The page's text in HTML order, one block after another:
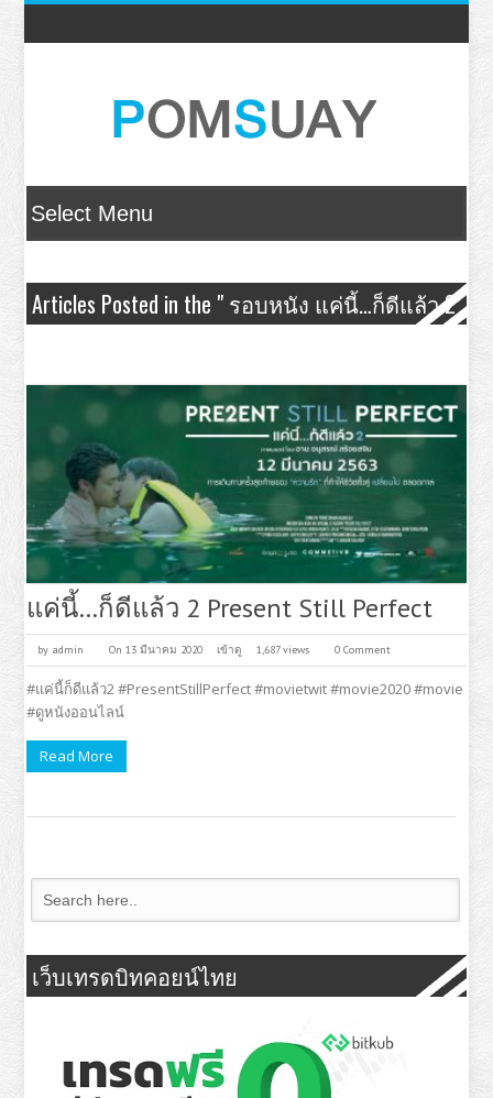
Articles Posted in the " รอบหนัง แค่นี้…ก็ดีแล้ว 2
– Present Still Perfect " Category
แค่นี้…ก็ดีแล้ว 2 Present Still Perfect
by admin On 13 มีนาคม 2020 เข้าดู 1,687 views 0 Comment
#แค่นี้ก็ดีแล้ว2 #PresentStillPerfect #movietwit #movie2020 #movie
#ดูหนังออนไลน์
Read More
เว็บเทรดบิทคอยน์ไทย